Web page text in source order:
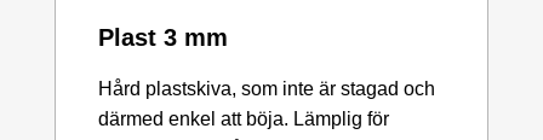
Plast 3 mm
Hård plastskiva, som inte är stagad och
därmed enkel att böja. Lämplig för